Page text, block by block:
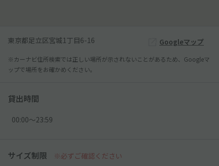
東京都足立区宮城1丁目6-16 Googleマップ
※カーナビ住所検索では正しい場所が示されないことがあるため、Googleマ
ップで場所をお確かめください。
貸出時間
00:00〜23:59
サイズ制限 ※必ずご確認ください